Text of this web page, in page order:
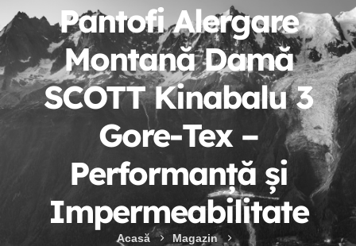
Pantofi Alergare
Montană Damă
SCOTT Kinabalu 3
Gore-Tex –
Performanță și
Impermeabilitate
Acasă
Magazin